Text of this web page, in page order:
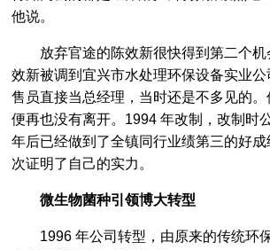
他说。
放弃官途的陈效新很快得到第二个
效新被调到宜兴市水处理环保设备实业
售员直接当总经理，当时还是不多见的
便再也没有离开。1994 年改制，改制时
年后已经做到了全镇同行业绩第三的好
次证明了自己的实力。
微生物菌种引领博大转型
1996 年公司转型，由原来的传统环